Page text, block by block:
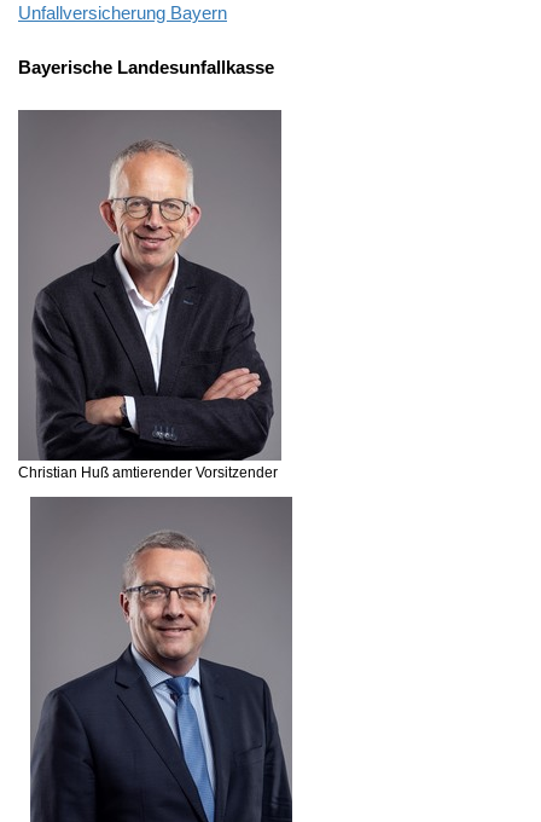
Unfallversicherung Bayern
Bayerische Landesunfallkasse
Christian Huß amtierender Vorsitzender